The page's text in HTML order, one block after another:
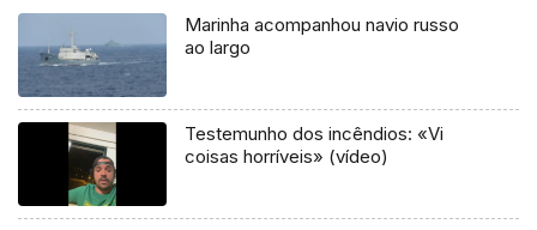
Marinha acompanhou navio russo
ao largo
Testemunho dos incêndios: «Vi
coisas horríveis» (vídeo)